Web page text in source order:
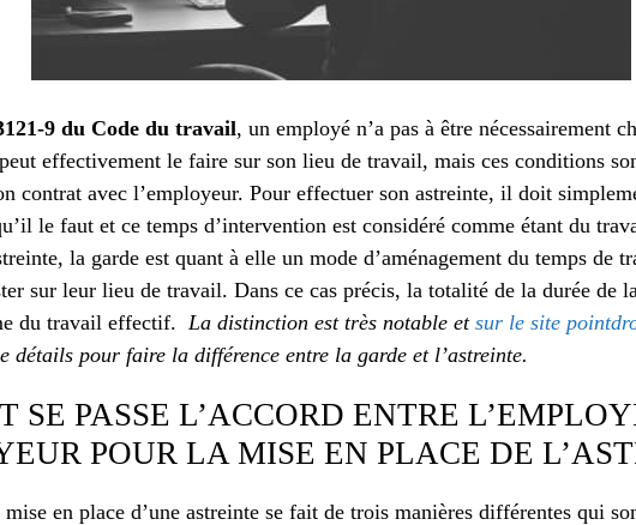
9 du Code du travail, un employé n’a pas à être nécessairement
effectivement le faire sur son lieu de travail, mais ces conditions
contrat avec l’employeur. Pour effectuer son astreinte, il doit
le faut et ce temps d’intervention est considéré comme étant du
la garde est quant à elle un mode d’aménagement du temps de
sur leur lieu de travail. Dans ce cas précis, la totalité de la durée de
du travail effectif. La distinction est très notable et sur le site
détails pour faire la différence entre la garde et l’astreinte.
SE PASSE L’ACCORD ENTRE
POUR LA MISE EN PLACE DE
en place d’une astreinte se fait de trois manières différentes qui